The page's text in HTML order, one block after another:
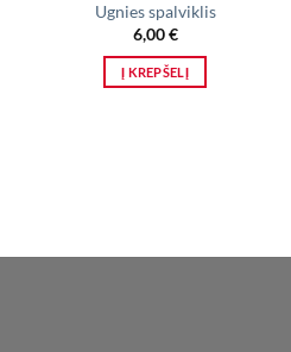
Ugnies spalviklis
6,00€
Į KREPŠELĮ